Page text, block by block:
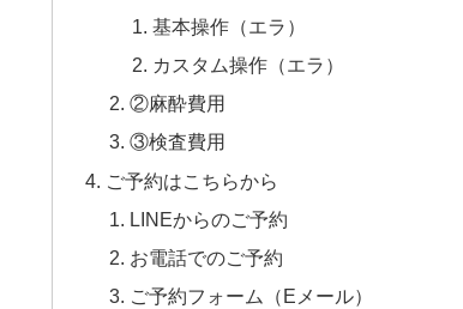
基本操作（エラ）
カスタム操作（エラ）
②麻酔費用
③検査費用
ご予約はこちらから
LINEからのご予約
お電話でのご予約
ご予約フォーム（Eメール）